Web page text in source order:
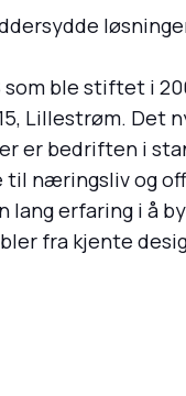
som ble stiftet i
Lillestrøm.
er bedriften i
til næringsliv og
lang erfaring i å
fra kjente